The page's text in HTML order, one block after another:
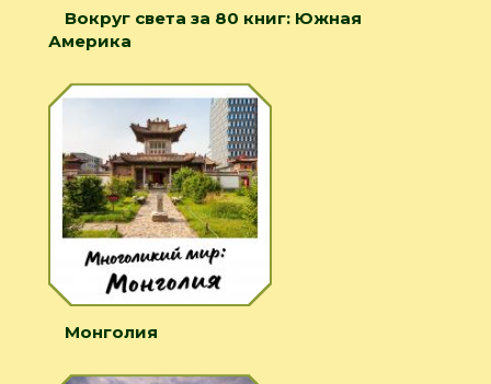
Вокруг света за 80 книг: Южная
Америка
Монголия